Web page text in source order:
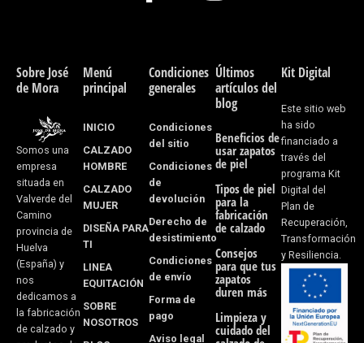
e
b
o
o
k
-
f
t
a
g
r
a
m
Sobre José
de Mora
Somos una
empresa
situada en
Valverde del
Camino
provincia de
Huelva
(España) y
nos
dedicamos a
la fabricación
de calzado y
Menú
principal
INICIO
CALZADO
HOMBRE
CALZADO
MUJER
DISEÑA PARA
TI
LINEA
EQUITACIÓN
SOBRE
NOSOTROS
Condiciones
generales
Condiciones
del sitio
Condiciones
de
devolución
Derecho de
desistimiento
Condiciones
de envío
Forma de
pago
Aviso legal
Últimos
artículos del
blog
Beneficios de
usar zapatos
de piel
Tipos de piel
para la
fabricación
de calzado
Consejos
para que tus
zapatos
duren más
Limpieza y
cuidado del
Kit Digital
Este sitio web
ha sido
financiado a
través del
programa Kit
Digital del
Plan de
Recuperación,
Transformación
y Resiliencia.